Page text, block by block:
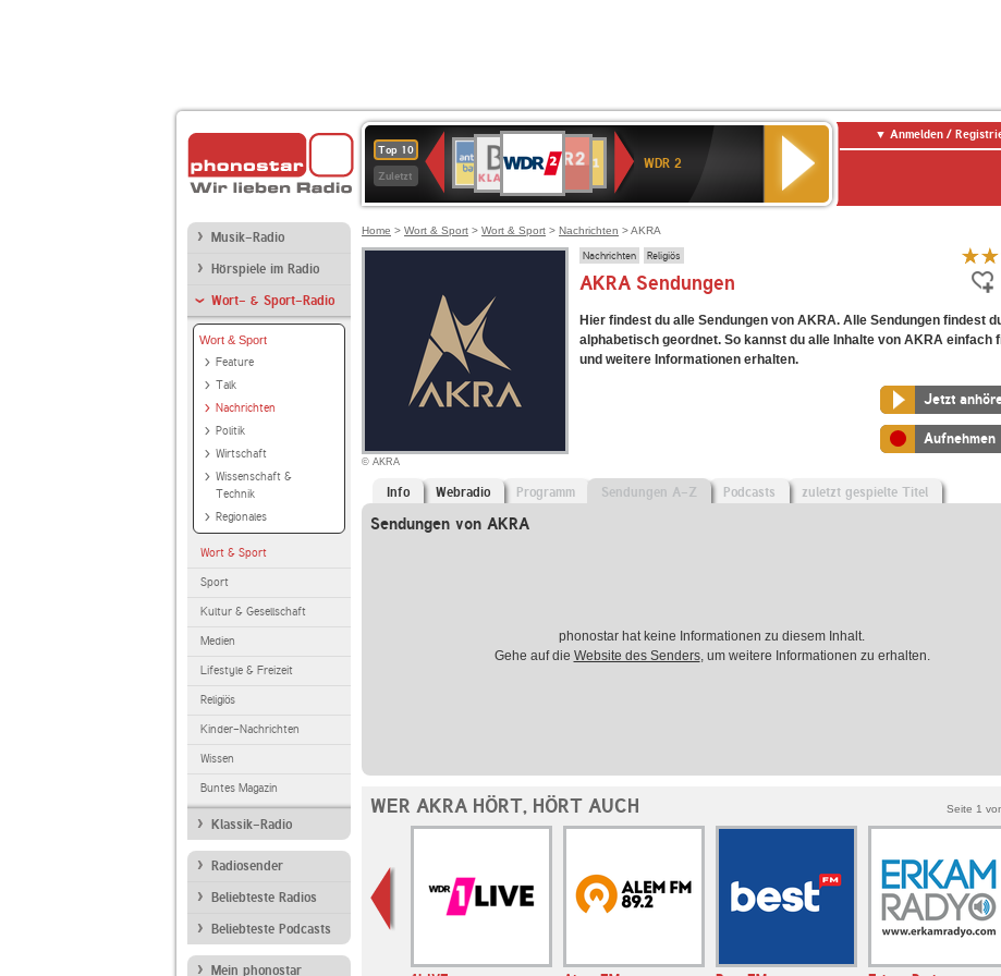
Top 10
Zuletzt
Deutschlandfunk
80er
90er
OLDIE
ANTENNE
SWR3
WDR
4
Deutschlandfunk
Kultur
ANTENNE
BAYERN
BR-
KLASSIK
2
2
SWR1
Baden-
Württemberg
WDR 2
Anmelden /
Musik-Radio
Hörspiele im Radio
Wort- & Sport-Radio
Wort & Sport
Feature
Talk
Nachrichten
Politik
Wirtschaft
Wissenschaft &
Technik
Regionales
Wort & Sport
Sport
Kultur & Gesellschaft
Medien
Lifestyle & Freizeit
Religiös
Kinder-Nachrichten
Wissen
Buntes Magazin
Klassik-Radio
Radiosender
Beliebteste Radios
Beliebteste Podcasts
Mein phonostar
Home > Wort & Sport > Wort & Sport > Nachrichten > AKRA
© AKRA
Nachrichten Religiös
AKRA Sendungen
Hier findest du alle Sendungen von AKRA. Alle Sendungen findest
alphabetisch geordnet. So kannst du alle Inhalte von AKRA einfach
und weitere Informationen erhalten.
Jetzt
Aufnehmen
Info Webradio Programm Sendungen A-Z Podcasts zuletzt gespielte Titel
Sendungen von AKRA
phonostar hat keine Informationen zu diesem Inhalt.
Gehe auf die Website des Senders, um weitere Informationen zu erhalten.
WER AKRA HÖRT, HÖRT AUCH Seite 1